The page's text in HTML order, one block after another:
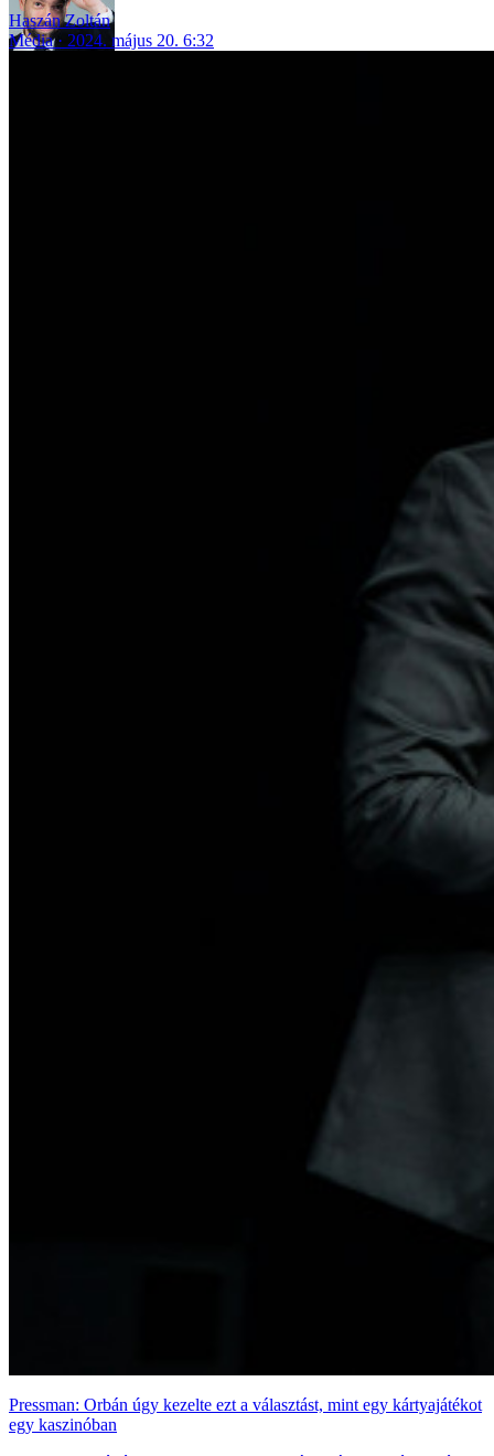
Haszán Zoltán
Média
2024. május 20. 6:32
Pressman: Orbán úgy kezelte ezt a választást, mint egy kártyajátékot
egy kaszinóban